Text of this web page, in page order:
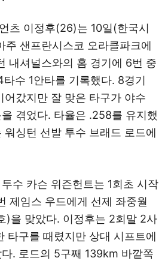
츠 이정후(26)는 10일(한국시
주 샌프란시스코 오라클파크에
내셔널스와의 홈 경기에 6번 중
수 1안타를 기록했다. 8경기
어갔지만 잘 맞은 타구가 야수
겪었다. 타율은 .258를 유지했
워싱턴 선발 투수 브래드 로드에
수 카슨 위즌헌트는 1회초 시작
제임스 우드에게 선제 좌중월
)을 맞았다. 이정후는 2회말 2사
타구를 때렸지만 상대 시프트에
. 로드의 5구째 139km 바깥쪽